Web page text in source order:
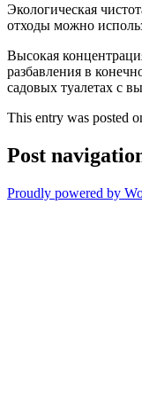
Экологическая
отходы можно
Высокая
разбавления в
садовых туалетах с
This entry was posted
Post
Proudly powered by